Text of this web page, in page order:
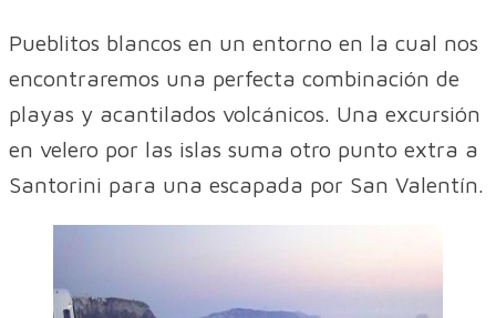
Pueblitos blancos en un entorno en la cual nos
encontraremos una perfecta combinación de
playas y acantilados volcánicos. Una excursión
en velero por las islas suma otro punto extra a
Santorini para una escapada por San Valentín.